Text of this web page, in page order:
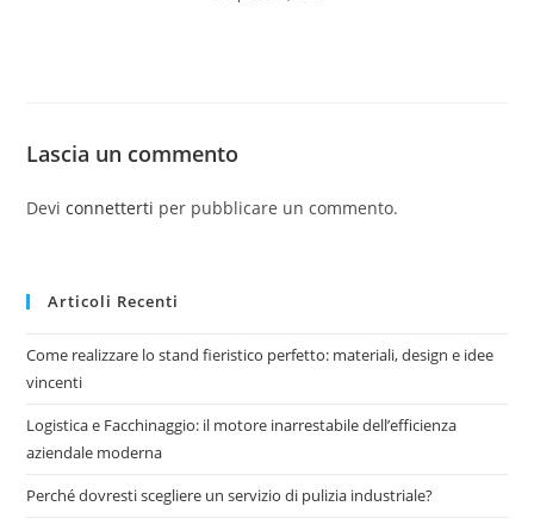
Lascia un commento
Deviconnetterti per pubblicare un commento.
Articoli Recenti
Come realizzare lo stand fieristico perfetto: materiali, design e idee
vincenti
Logistica e Facchinaggio: il motore inarrestabile dell’efficienza
aziendale moderna
Perché dovresti scegliere un servizio di pulizia industriale?